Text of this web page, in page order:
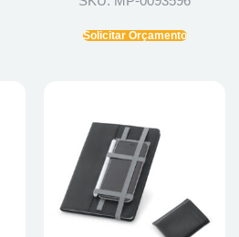
Solicitar Orçamento